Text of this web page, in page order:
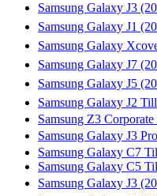
Samsung Galaxy J3
Samsung Galaxy J1
Samsung Galaxy
Samsung Galaxy J7
Samsung Galaxy J5
Samsung Galaxy J2
Samsung Z3
Samsung Galaxy J3
Samsung Galaxy C7
Samsung Galaxy C5
Samsung Galaxy J3